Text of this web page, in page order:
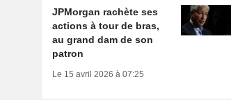
JPMorgan rachète ses
actions à tour de bras,
au grand dam de son
patron
Le 15 avril 2026 à 07:25